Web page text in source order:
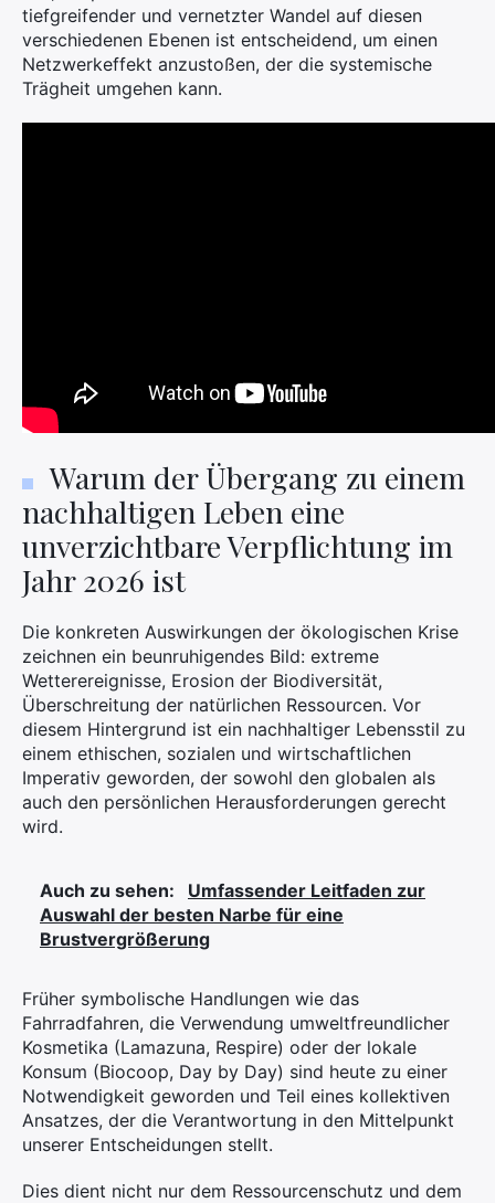
tiefgreifender und vernetzter Wandel auf diesen
verschiedenen Ebenen ist entscheidend, um einen
Netzwerkeffekt anzustoßen, der die systemische
Trägheit umgehen kann.
Warum der Übergang zu einem
nachhaltigen Leben eine
unverzichtbare Verpflichtung im
Jahr 2026 ist
Die konkreten Auswirkungen der ökologischen Krise
zeichnen ein beunruhigendes Bild: extreme
Wetterereignisse, Erosion der Biodiversität,
Überschreitung der natürlichen Ressourcen. Vor
diesem Hintergrund ist ein nachhaltiger Lebensstil zu
einem ethischen, sozialen und wirtschaftlichen
Imperativ geworden, der sowohl den globalen als
auch den persönlichen Herausforderungen gerecht
wird.
Auch zu sehen:
Umfassender Leitfaden zur
Auswahl der besten Narbe für eine
Brustvergrößerung
Früher symbolische Handlungen wie das
Fahrradfahren, die Verwendung umweltfreundlicher
Kosmetika (Lamazuna, Respire) oder der lokale
Konsum (Biocoop, Day by Day) sind heute zu einer
Notwendigkeit geworden und Teil eines kollektiven
Ansatzes, der die Verantwortung in den Mittelpunkt
unserer Entscheidungen stellt.
Dies dient nicht nur dem Ressourcenschutz und dem